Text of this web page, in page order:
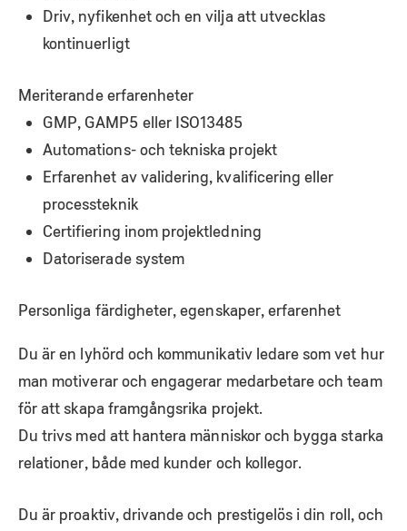
Driv, nyfikenhet och en vilja att utvecklas
kontinuerligt
Meriterande erfarenheter
GMP, GAMP5 eller ISO13485
Automations- och tekniska projekt
Erfarenhet av validering, kvalificering eller
processteknik
Certifiering inom projektledning
Datoriserade system
Personliga färdigheter, egenskaper, erfarenhet
Du är en lyhörd och kommunikativ ledare som vet hur
man motiverar och engagerar medarbetare och team
för att skapa framgångsrika projekt.
Du trivs med att hantera människor och bygga starka
relationer, både med kunder och kollegor.
Du är proaktiv, drivande och prestigelös i din roll, och